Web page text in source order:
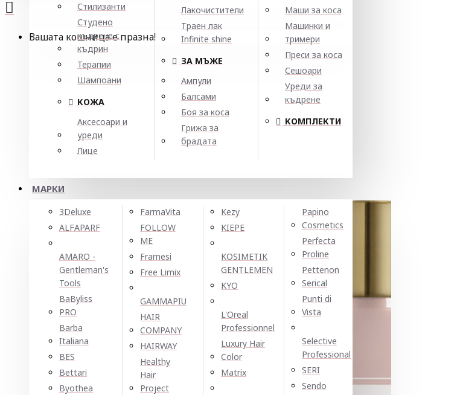
Стилизанти
Студено
къдрене с
къдрин
Терапии
Шампоани
КОЖА
Аксесоари и
уреди
Лице
Лакочистители
Траен лак
Infinite shine
ЗА МЪЖЕ
Ампули
Балсами
Боя за коса
Грижа за
брадата
Маши за коса
Машинки и
тримери
Преси за коса
Сешоари
Уреди за
къдрене
КОМПЛЕКТИ
МАРКИ
3Deluxe
ALFAPARF
AMARO -
Gentleman's
Tools
BaByliss
PRO
Barba
Italiana
BES
Bettari
Byothea
FarmaVita
FOLLOW
ME
Framesi
Free Limix
GAMMAPIU
HAIR
COMPANY
HAIRWAY
Healthy
Hair
Project
Kezy
KIEPE
KOSIMETIK
GENTLEMEN
KYO
L'Oreal
Professionnel
Luxury Hair
Color
Matrix
Papino
Cosmetics
Perfecta
Proline
Pettenon
Serical
Punti di
Vista
Selective
Professional
SERI
Sendo
Вашата кошница е празна!